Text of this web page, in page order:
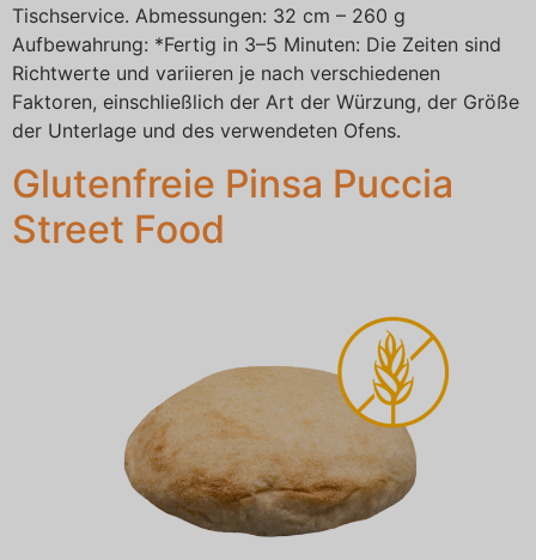
Tischservice. Abmessungen: 32 cm – 260 g
Aufbewahrung: *Fertig in 3–5 Minuten: Die Zeiten sind
Richtwerte und variieren je nach verschiedenen
Faktoren, einschließlich der Art der Würzung, der Größe
der Unterlage und des verwendeten Ofens.
Glutenfreie Pinsa Puccia
Street Food